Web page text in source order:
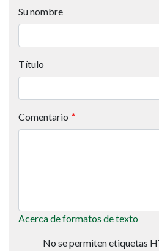
Su nombre
Título
Comentario
Acerca de formatos de texto
No se permiten etiquetas